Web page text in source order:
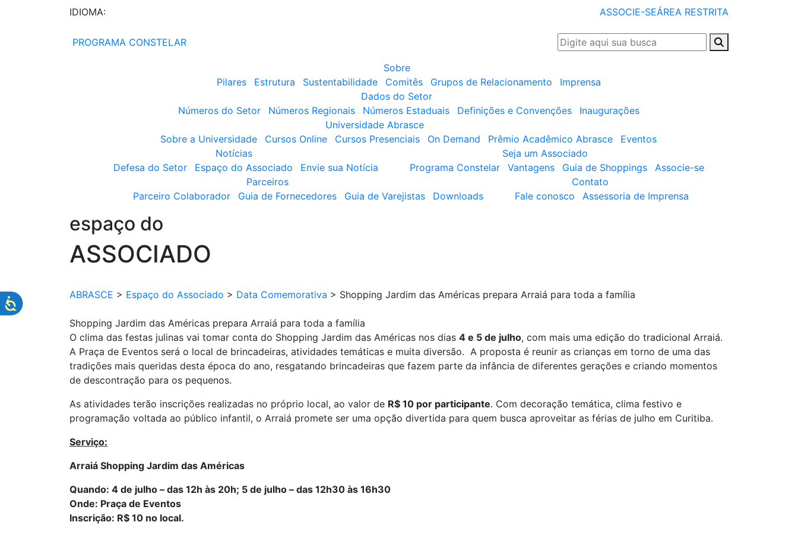
IDIOMA: ASSOCIE-SEÁREA RESTRITA
PROGRAMA CONSTELAR
Sobre
Pilares
Estrutura Sustentabilidade Comitês Grupos de Relacionamento
Imprensa
Dados do Setor
Números do Setor
Números Regionais Números Estaduais Definições e Convenções
Inaugurações
Universidade Abrasce
Sobre a Universidade
Cursos Online Cursos Presenciais On Demand Prêmio Acadêmico Abrasce
Eventos
Notícias
Defesa do Setor
Espaço do Associado Envie sua Notícia
Seja um Associado
Programa Constelar
Vantagens Guia de Shoppings
Associe-se
Parceiros
Parceiro Colaborador
Guia de Fornecedores Guia de Varejistas Downloads
Contato
Fale conosco
Assessoria de Imprensa
espaço do
ASSOCIADO
ABRASCE > Espaço do Associado > Data Comemorativa > Shopping Jardim das Américas prepara Arraiá para toda a família
Shopping Jardim das Américas prepara Arraiá para toda a família
O clima das festas julinas vai tomar conta do Shopping Jardim das Américas nos dias 4 e 5 de julho, com mais uma edição do tradicional Arraiá.
A Praça de Eventos será o local de brincadeiras, atividades temáticas e muita diversão. A proposta é reunir as crianças em torno de uma das
tradições mais queridas desta época do ano, resgatando brincadeiras que fazem parte da infância de diferentes gerações e criando momentos
de descontração para os pequenos.
As atividades terão inscrições realizadas no próprio local, ao valor de R$ 10 por participante. Com decoração temática, clima festivo e
programação voltada ao público infantil, o Arraiá promete ser uma opção divertida para quem busca aproveitar as férias de julho em Curitiba.
Serviço:
Arraiá Shopping Jardim das Américas
Quando: 4 de julho – das 12h às 20h; 5 de julho – das 12h30 às 16h30
Onde: Praça de Eventos
Inscrição: R$ 10 no local.